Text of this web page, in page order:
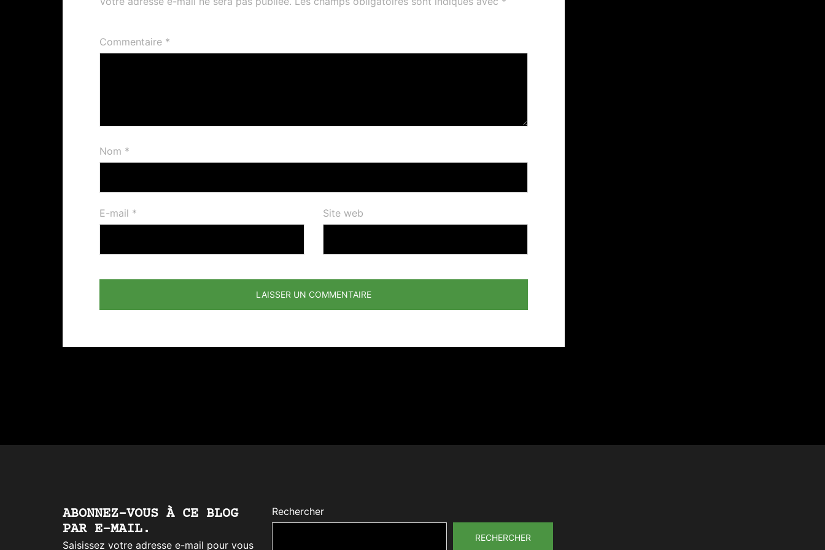
Commentaire *
Nom *
E-mail * Site web
ABONNEZ-VOUS À CE BLOG
PAR E-MAIL.
Saisissez votre adresse e-mail pour vous
Rechercher
RECHERCHER